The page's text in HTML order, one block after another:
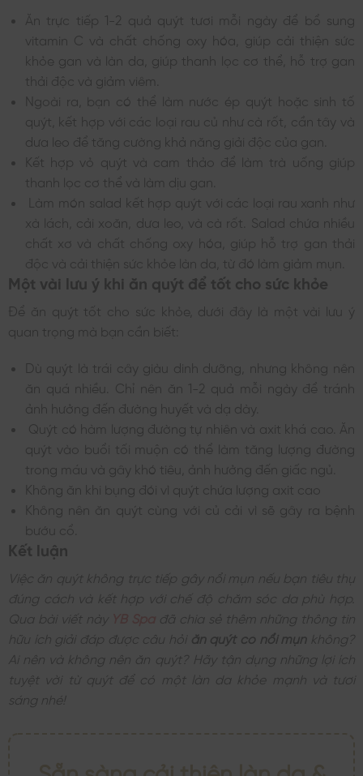
Ăn trực tiếp 1-2 quả quýt tươi mỗi ngày để bổ sung
vitamin C và chất chống oxy hóa, giúp cải thiện sức
khỏe gan và làn da, giúp thanh lọc cơ thể, hỗ trợ gan
thải độc và giảm viêm.
Ngoài ra, bạn có thể làm nước ép quýt hoặc sinh tố
quýt, kết hợp với các loại rau củ như cà rốt, cần tây và
dưa leo để tăng cường khả năng giải độc của gan.
Kết hợp vỏ quýt và cam thảo để làm trà uống giúp
thanh lọc cơ thể và làm dịu gan.
Làm món salad kết hợp quýt với các loại rau xanh như
xà lách, cải xoăn, dưa leo, và cà rốt. Salad chứa nhiều
chất xơ và chất chống oxy hóa, giúp hỗ trợ gan thải
độc và cải thiện sức khỏe làn da, từ đó làm giảm mụn.
Một vài lưu ý khi ăn quýt để tốt cho sức khỏe
Để ăn quýt tốt cho sức khỏe, dưới đây là một vài lưu ý
quan trọng mà bạn cần biết:
Dù quýt là trái cây giàu dinh dưỡng, nhưng không nên
ăn quá nhiều. Chỉ nên ăn 1-2 quả mỗi ngày để tránh
ảnh hưởng đến đường huyết và dạ dày.
Quýt có hàm lượng đường tự nhiên và axit khá cao. Ăn
quýt vào buổi tối muộn có thể làm tăng lượng đường
trong máu và gây khó tiêu, ảnh hưởng đến giấc ngủ.
Không ăn khi bụng đói vì quýt chứa lượng axit cao
Không nên ăn quýt cùng với củ cải vì sẽ gây ra bệnh
bướu cổ.
Kết luận
Việc ăn quýt không trực tiếp gây nổi mụn nếu bạn tiêu thụ
đúng cách và kết hợp với chế độ chăm sóc da phù hợp.
Qua bài viết này
đã chia sẻ thêm những thông tin
hữu ích giải đáp được câu hỏi ăn quýt có nổi mụnkhông?
Ai nên và không nên ăn quýt? Hãy tận dụng những lợi ích
tuyệt vời từ quýt để có một làn da khỏe mạnh và tươi
sáng nhé!